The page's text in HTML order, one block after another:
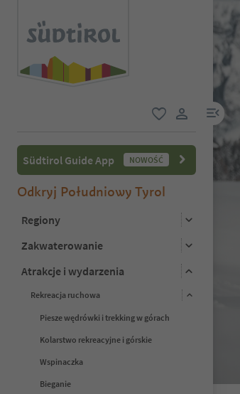
link
link
Südtirol Guide App NOWOŚĆ
Odkryj Południowy Tyrol
Regiony
Zakwaterowanie
Atrakcje i wydarzenia
Rekreacja ruchowa
Piesze wędrówki i trekking w górach
Kolarstwo rekreacyjne i górskie
Wspinaczka
Bieganie